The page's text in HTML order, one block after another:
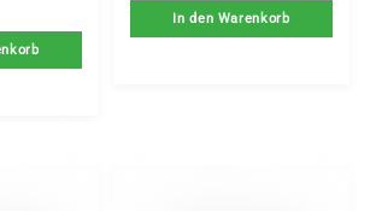
In den Warenkorb